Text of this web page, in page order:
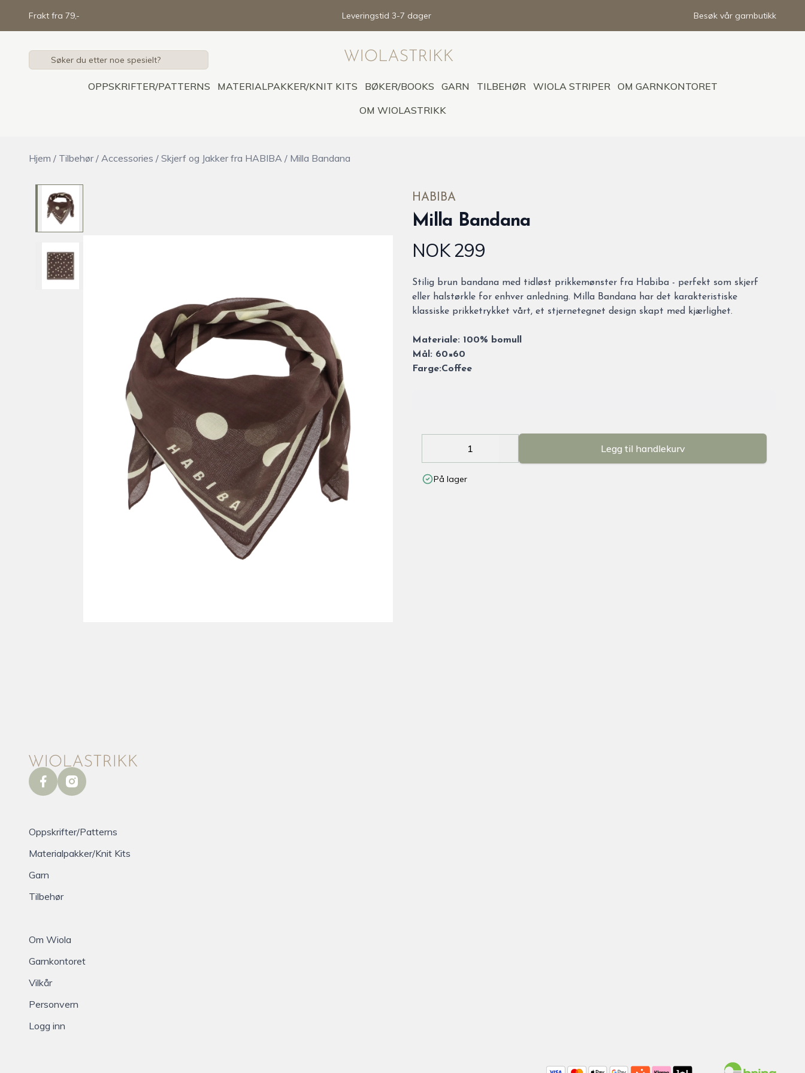
Frakt fra 79,- Leveringstid 3-7 dager Besøk vår garnbutikk
OPPSKRIFTER/PATTERNS MATERIALPAKKER/KNIT KITS BØKER/BOOKS GARN TILBEHØR WIOLA STRIPER
OM GARNKONTORET
OM WIOLASTRIKK
Hjem / Tilbehør / Accessories / Skjerf og Jakker fra HABIBA / Milla Bandana
HABIBA
Milla Bandana
Produktdetaljer
NOK 299
Description
Stilig brun bandana med tidløst prikkemønster fra Habiba - perfekt som skjerf
eller halstørkle for enhver anledning. Milla Bandana har det karakteristiske
klassiske prikketrykket vårt, et stjernetegnet design skapt med kjærlighet.
Materiale: 100% bomull
Mål: 60×60
Farge:Coffee
Decrease
Legg til handlekurv
På lager
facebookinstagram
Oppskrifter/Patterns
Materialpakker/Knit Kits
Garn
Tilbehør
Om Wiola
Garnkontoret
Vilkår
Personvern
Logg inn